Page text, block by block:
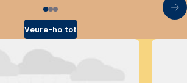
Veure-ho tot